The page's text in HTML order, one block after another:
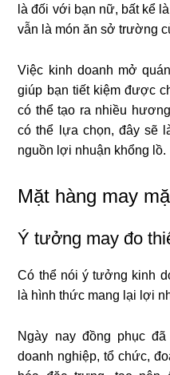
là đối với bạn nữ, bất kể
vẫn là món ăn sở trường
Việc kinh doanh mở
giúp bạn tiết kiệm được
có thể tạo ra nhiều
có thể lựa chọn, đây sẽ
nguồn lợi nhuận khổng lồ.
Mặt hàng may
Ý tưởng may đo
Có thể nói ý tưởng kinh
là hình thức mang lại lợi
Ngày nay đồng phục
doanh nghiệp, tổ chức,